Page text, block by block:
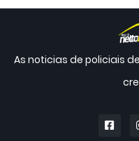
As noticias de policiais